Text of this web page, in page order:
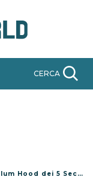
CERCA
5 Seconds Of Summer